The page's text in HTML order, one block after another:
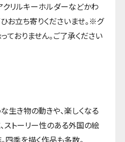
クリルキーホルダーなどかわ
お立ち寄りくださいませ。※グ
ておりません。ご了承ください
生き物の動きや、楽しくなる
ストーリー性のある外国の絵